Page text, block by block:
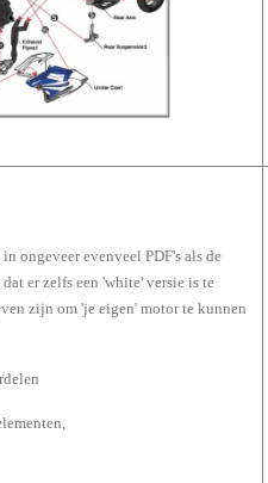
ongeveer evenveel PDF's als de
er zelfs een 'white' versie is te
zijn om 'je eigen' motor te kunnen